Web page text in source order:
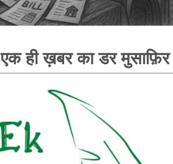
एक ही ख़बर का डर मुसाफ़िर